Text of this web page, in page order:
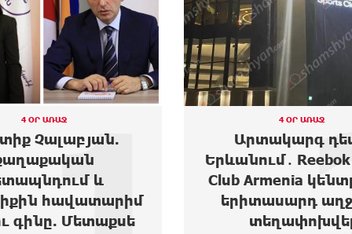
4 ՕՐ ԱՌԱՋ
դեպք
Reebok Sports
կենտրոնից
աղջիկ է
4 ՕՐ ԱՌԱՋ
Moody’s-ը
Ակբա բանկի
հեռանկարը